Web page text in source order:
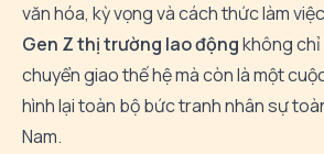
văn hóa, kỳ vọng và cách thức làm
Gen Z thị trường lao độngkhông chỉ
chuyển giao thế hệ mà còn là một
hình lại toàn bộ bức tranh nhân sự
Nam.